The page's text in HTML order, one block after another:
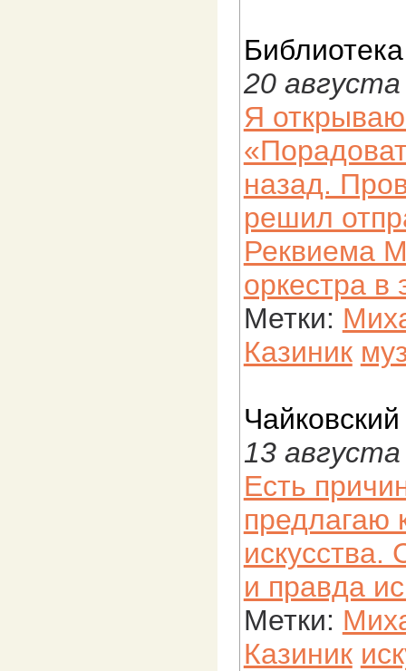
20
Я
назад.
решил
Реквиема
оркестра
Метки:
Казиник
13
Есть
предлагаю
и правда
Метки:
Казиник